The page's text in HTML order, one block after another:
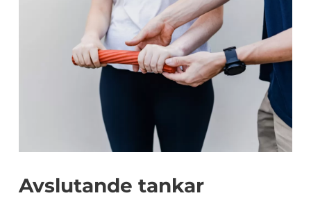
Avslutande tankar